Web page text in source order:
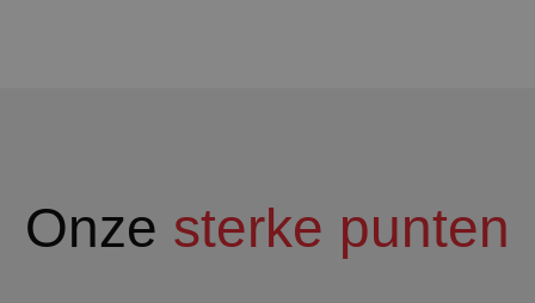
Onze sterke punten